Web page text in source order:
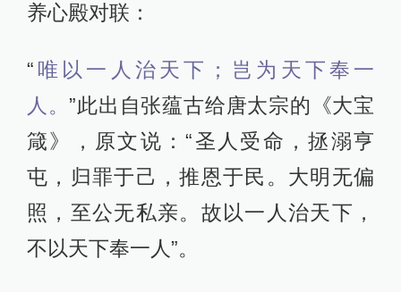
养心殿对联：
“ 唯以一人治天下；岂为天下奉一
人。 ”此出自张蕴古给唐太宗的《大宝
箴》，原文说：“圣人受命，拯溺亨
屯，归罪于己，推恩于民。大明无偏
照，至公无私亲。故以一人治天下，
不以天下奉一人”。